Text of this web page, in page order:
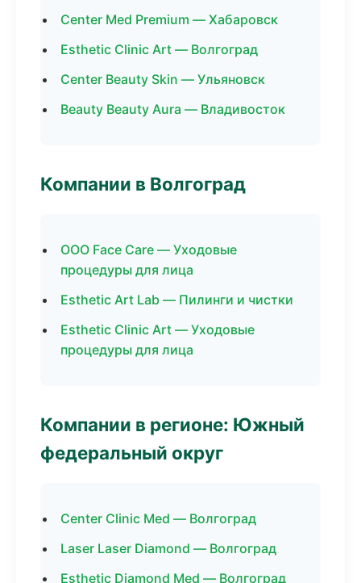
Center Med Premium — Хабаровск
Esthetic Clinic Art — Волгоград
Center Beauty Skin — Ульяновск
Beauty Beauty Aura — Владивосток
Компании в Волгоград
ООО Face Care — Уходовые
процедуры для лица
Esthetic Art Lab — Пилинги и чистки
Esthetic Clinic Art — Уходовые
процедуры для лица
Компании в регионе: Южный
федеральный округ
Center Clinic Med — Волгоград
Laser Laser Diamond — Волгоград
Esthetic Diamond Med — Волгоград